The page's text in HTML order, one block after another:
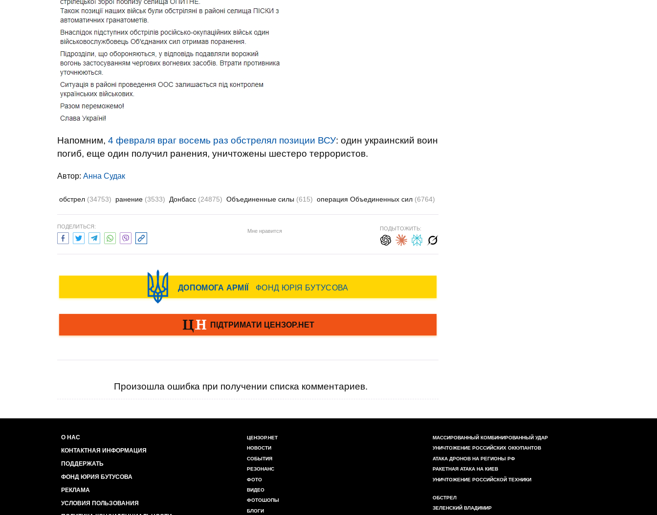
Напомним, 4 февраля враг восемь раз обстрелял позиции ВСУ: один украинский воин
погиб, еще один получил ранения, уничтожены шестеро террористов.
Автор: Анна Судак
обстрел (34753) ранение (3533) Донбасс (24875) Объединенные силы (615) операция Объединенных сил (6764)
ПОДЕЛИТЬСЯ:
Мне нравится ПОДЫТОЖИТЬ:
Произошла ошибка при получении списка комментариев.
О НАС
КОНТАКТНАЯ ИНФОРМАЦИЯ
ПОДДЕРЖАТЬ
ФОНД ЮРИЯ БУТУСОВА
РЕКЛАМА
УСЛОВИЯ ПОЛЬЗОВАНИЯ
ЦЕНЗОР.НЕТ
НОВОСТИ
СОБЫТИЯ
РЕЗОНАНС
ФОТО
ВИДЕО
ФОТОШОПЫ
БЛОГИ
МАССИРОВАННЫЙ КОМБИНИРОВАННЫЙ УДАР
УНИЧТОЖЕНИЕ РОССИЙСКИХ ОККУПАНТОВ
АТАКА ДРОНОВ НА РЕГИОНЫ РФ
РАКЕТНАЯ АТАКА НА КИЕВ
УНИЧТОЖЕНИЕ РОССИЙСКОЙ ТЕХНИКИ
ОБСТРЕЛ
ЗЕЛЕНСКИЙ ВЛАДИМИР